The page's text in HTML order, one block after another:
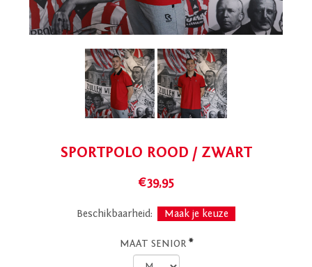
SPORTPOLO ROOD / ZWART
€39,95
Beschikbaarheid: Maak je keuze
MAAT SENIOR *